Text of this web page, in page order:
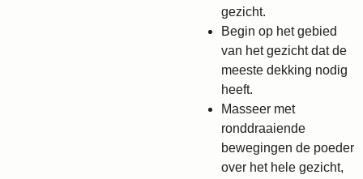
gezicht.
Begin op het gebied
van het gezicht dat de
meeste dekking nodig
heeft.
Masseer met
ronddraaiende
bewegingen de poeder
over het hele gezicht,